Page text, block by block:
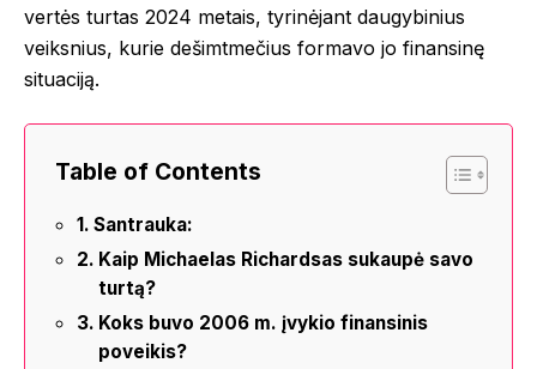
vertės turtas 2024 metais, tyrinėjant daugybinius
veiksnius, kurie dešimtmečius formavo jo finansinę
situaciją.
Table of Contents
Santrauka:
Kaip Michaelas Richardsas sukaupė savo
turtą?
Koks buvo 2006 m. įvykio finansinis
poveikis?